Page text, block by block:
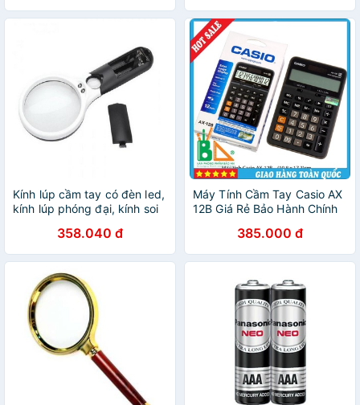
Kính lúp cầm tay có đèn led,
kính lúp phóng đại, kính soi
358.040 đ
Máy Tính Cầm Tay Casio AX
12B Giá Rẻ Bảo Hành Chính
385.000 đ